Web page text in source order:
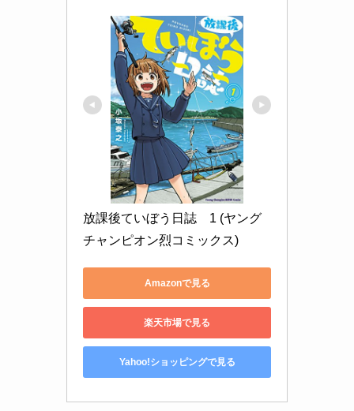
放課後ていぼう日誌　1 (ヤング
チャンピオン烈コミックス)
Amazonで見る
楽天市場で見る
Yahoo!ショッピングで見る